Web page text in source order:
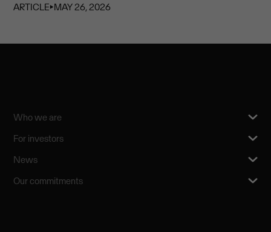
ARTICLE⏵MAY 26, 2026
Who we are
For investors
News
Our commitments